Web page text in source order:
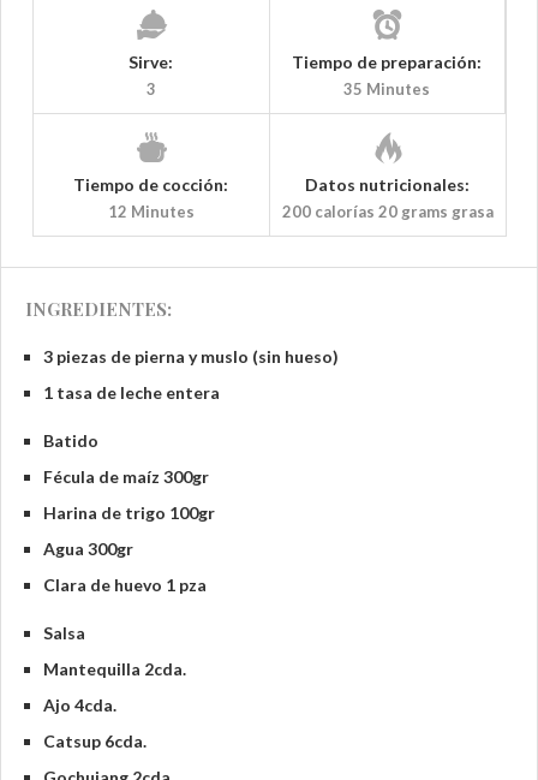
Sirve:
3
Tiempo de preparación:
35 Minutes
Tiempo de cocción:
12 Minutes
Datos nutricionales:
200 calorías 20 grams grasa
INGREDIENTES:
3 piezas de pierna y muslo (sin hueso)
1 tasa de leche entera
Batido
Fécula de maíz 300gr
Harina de trigo 100gr
Agua 300gr
Clara de huevo 1 pza
Salsa
Mantequilla 2cda.
Ajo 4cda.
Catsup 6cda.